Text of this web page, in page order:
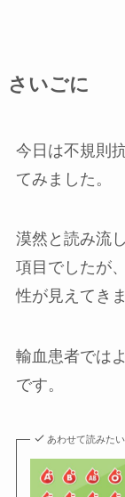
さいごに
今日は不規則
てみました。
漠然と読み流
項目でしたが
性が見えてき
輸血患者では
です。
あわせて読みたい